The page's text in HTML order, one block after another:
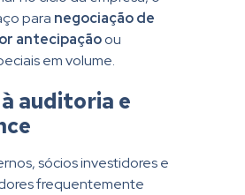
para negociação de
antecipaçãoou
em volume.
auditoria e
sócios investidores e
frequentemente